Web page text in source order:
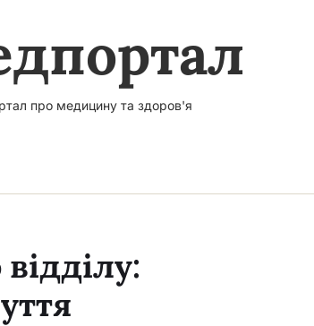
про медицину та здоров'я